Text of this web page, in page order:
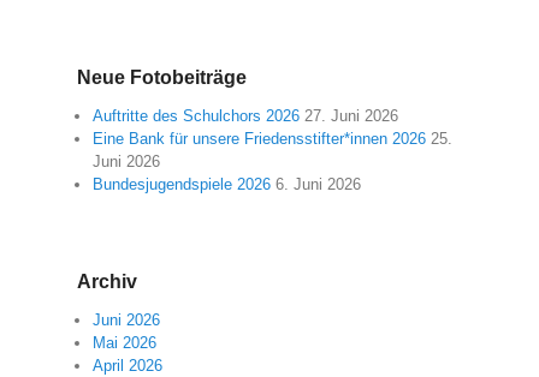
Neue Fotobeiträge
Auftritte des Schulchors 2026 27. Juni 2026
Eine Bank für unsere Friedensstifter*innen 2026 25.
Juni 2026
Bundesjugendspiele 2026 6. Juni 2026
Archiv
Juni 2026
Mai 2026
April 2026